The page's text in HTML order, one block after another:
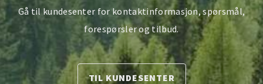
Gå til kundesenter for kontaktinformasjon, spørsmål,
forespørsler og tilbud.
TIL KUNDESENTER